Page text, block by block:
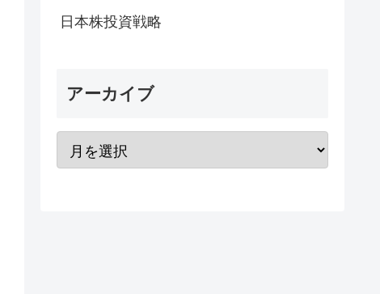
日本株投資戦略
アーカイブ